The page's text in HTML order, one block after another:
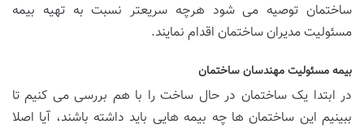
ساختمان توصیه می شود هرچه سریعتر نسبت به تهیه بیمه
مسئولیت مدیران ساختمان اقدام نمایند.
بیمه مسئولیت مهندسان ساختمان
در ابتدا یک ساختمان در حال ساخت را با هم بررسی می کنیم تا
ببینیم این ساختمان ها چه بیمه هایی باید داشته باشند، آیا اصلا